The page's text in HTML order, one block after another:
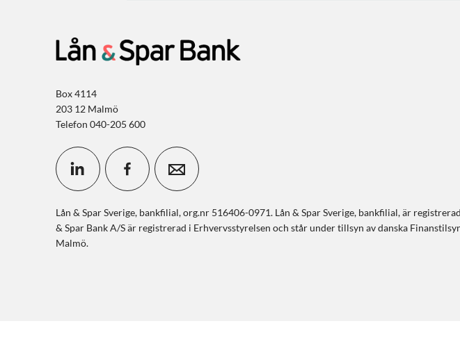
Box 4114
203 12 Malmö
Telefon 040-205 600
Lån & Spar Sverige, bankfilial, org.nr 516406-0971. Lån & Spar Sverige, bankfilial, är
& Spar Bank A/S är registrerad i Erhvervsstyrelsen och står under tillsyn av danska
Malmö.